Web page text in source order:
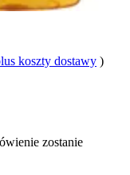
koszty dostawy )
zostanie